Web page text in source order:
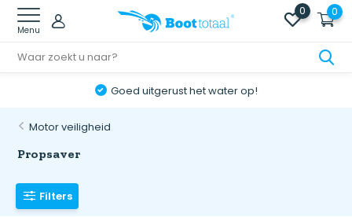
Menu
0 0
Goed uitgerust het water op!
Motor veiligheid
Propsaver
Filters